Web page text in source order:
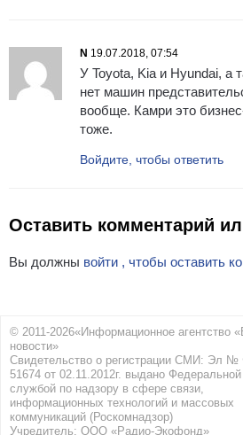
N 19.07.2018, 07:54
У Toyota, Kia и Hyundai, а
нет машин
вообще. Камри это
тоже.
Войдите, чтобы ответить
Оставить комментарий
Вы должны войти , чтобы оставить
© 2011-2026«Информационное агентство
новости»
Свидетельство о регистрации СМИ: Эл
51674 от 02.11.2012г. выдано Федеральной
службой по надзору в сфере связи,
информационных технологий и массовых
коммуникаций (Роскомнадзор)
Учредитель: ООО «Радио-Экофонд»